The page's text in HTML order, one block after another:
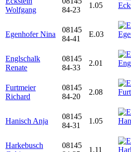
Wolfgang
84-23
1.05
Egenhofer Nina
08145
84-41
E.03
Englschalk
Renate
08145
84-33
2.01
Furtmeier
Richard
08145
84-20
2.08
Hanisch Anja
08145
84-31
1.05
Harkebusch
08145
1.11